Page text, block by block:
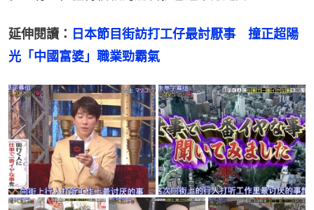
延伸閱讀： 日本節目街訪打工仔最討厭事　撞正超陽
光「中國富婆」職業勁霸氣